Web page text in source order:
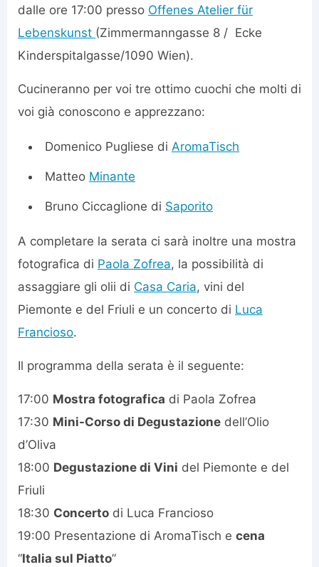
dalle ore 17:00 presso Offenes Atelier für
Lebenskunst (Zimmermanngasse 8 / Ecke
Kinderspitalgasse/1090 Wien).
Cucineranno per voi tre ottimo cuochi che molti di
voi già conoscono e apprezzano:
Domenico Pugliese di AromaTisch
Matteo Minante
Bruno Ciccaglione di Saporito
A completare la serata ci sarà inoltre una mostra
fotografica di Paola Zofrea, la possibilità di
assaggiare gli olii di Casa Caria, vini del
Piemonte e del Friuli e un concerto di Luca
Francioso.
Il programma della serata è il seguente:
17:00 Mostra fotografica di Paola Zofrea
17:30 Mini-Corso di Degustazione dell’Olio
d’Oliva
18:00 Degustazione di Vini del Piemonte e del
Friuli
18:30 Concerto di Luca Francioso
19:00 Presentazione di AromaTisch e cena
“Italia sul Piatto”